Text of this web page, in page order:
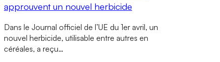
approuvent un nouvel herbicide
Dans le Journal officiel de l’UE du 1er avril, un
nouvel herbicide, utilisable entre autres en
céréales, a reçu…